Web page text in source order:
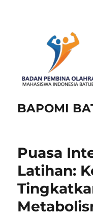
BAPOMI
Puasa
Latihan: